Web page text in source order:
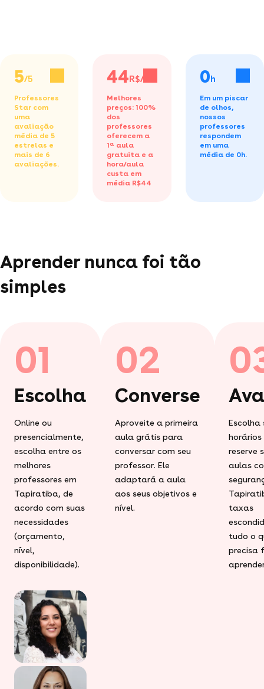
5/5
Professores
Star com
uma
avaliação
média de 5
estrelas e
mais de 6
avaliações.
44R$/h
Melhores
preços: 100%
dos
professores
oferecem a
1ª aula
gratuita e a
hora/aula
custa em
média R$44
0h
Em um piscar
de olhos,
nossos
professores
respondem
em uma
média de 0h.
Aprender nunca foi tão
simples
01
Escolha
Online ou
presencialmente,
escolha entre os
melhores
professores em
Tapiratiba, de
acordo com suas
necessidades
(orçamento,
nível,
disponibilidade).
02
Converse
Aproveite a primeira
aula grátis para
conversar com seu
professor. Ele
adaptará a aula
aos seus objetivos e
nível.
Escolha
horários
reserve
aulas
taxas
tudo o
precisa